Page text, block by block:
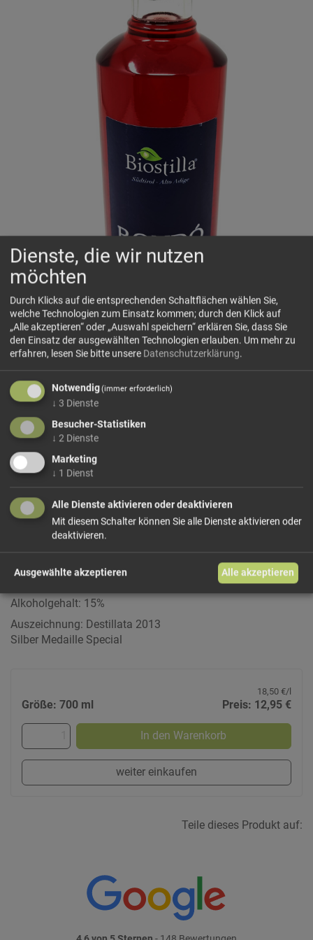
Rondò BIO Aperitiv
Walcher
(IT-BIO-013) Italienischer Bio-Aperitif aus edelsten
biologischen Zutaten und natürlichen Kräuter- und
Fruchtauszügen. Ohne künstliche Aromen oder Farbstoffe.
Elegant, fruchtig, anregend, leicht bitter. Die natürlichste
Art einen echten italienischen Veneziano "Spritz" zu
genießen.
Serviervorschlag
Mineralwasser, Eiswürfel und eine Orangenscheibe zum
Garnieren.
Alkoholgehalt: 15%
Auszeichnung: Destillata 2013
Silber Medaille Special
18,50 €/l
Größe: 700 ml Preis: 12,95 €
In den Warenkorb
weiter einkaufen
Teile dieses Produkt auf:
Dienste, die wir nutzen
möchten
Durch Klicks auf die entsprechenden Schaltflächen wählen Sie,
welche Technologien zum Einsatz kommen; durch den Klick auf
„Alle akzeptieren“ oder „Auswahl speichern“ erklären Sie, dass Sie
den Einsatz der ausgewählten Technologien erlauben. Um mehr zu
erfahren, lesen Sie bitte unsere Datenschutzerklärung.
Notwendig(immer erforderlich)
↓ 3 Dienste
Besucher-Statistiken
↓ 2 Dienste
Marketing
↓ 1 Dienst
Alle Dienste aktivieren oder deaktivieren
Mit diesem Schalter können Sie alle Dienste aktivieren oder
deaktivieren.
Ausgewählte akzeptieren Alle akzeptieren